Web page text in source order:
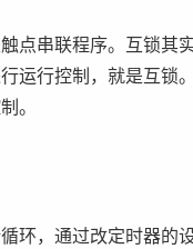
点串联程序。互锁其
运行控制，就是互锁
。
，通过改定时器的